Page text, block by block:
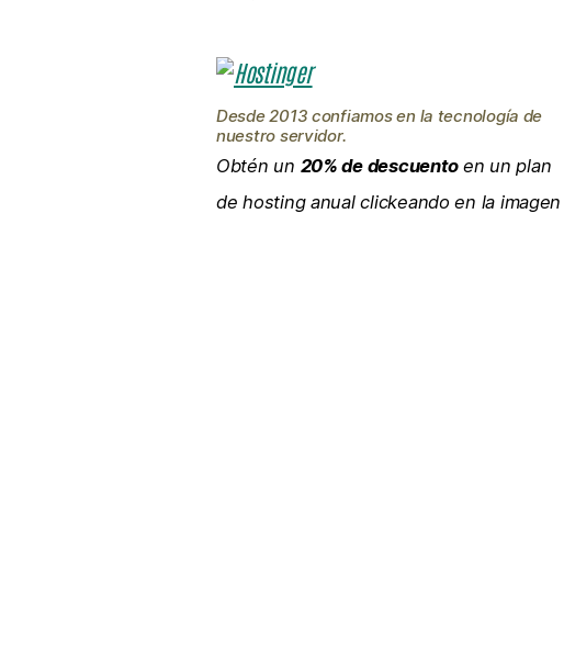
Desde 2013 confiamos en la tecnología de
nuestro servidor.
Obtén un 20% de descuentoen un plan
de hosting anual clickeando en la imagen